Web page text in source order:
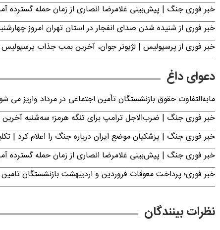
خبر فوری جنگ | پیش‌بینی غلامرضا انصاری از زمان حمله گسترده
خبر فوری از شنیده شدن صدای انفجار در استان تهران امروز چهارشنبه ۱۴ مرداد ۱۴۰۵ | سپاه بیانیه صادر
خبر فوری از پرسپولیس | لژیونر جوان، آخرین بمب جذاب
دعوای داغ
مابه‌التفاوت حقوق بازنشستگان تأمین اجتماعی در مرداد واریز می
خبر فوری جنگ | ضرب‌الاجل ترامپ برای تنگه هرمز؛ سه‌شنبه
خبر فوری جنگ | پزشکیان موضع ایران درباره جنگ را اعلام کرد
خبر فوری جنگ | پیش‌بینی غلامرضا انصاری از زمان حمله گسترده
خبر فوری؛ پرداخت معوقات فروردین و اردیبهشت بازنشستگان
نظرات بینندگان